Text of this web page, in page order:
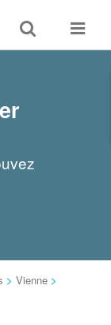
Toggle
search
Toggle
> Vienne >